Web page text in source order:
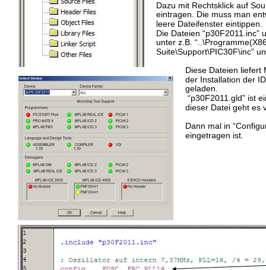
Dazu mit Rechtsklick auf
eintragen. Die muss man
leere Dateifenster eintippen.
Die Dateien “p30F2011.inc”
unter z.B.
Suite\Support\PIC30F\inc”
Diese Dateien liefert
der Installation der
geladen.
“p30F2011.gld” ist
dieser Datei geht es
Dann mal in
eingetragen ist.